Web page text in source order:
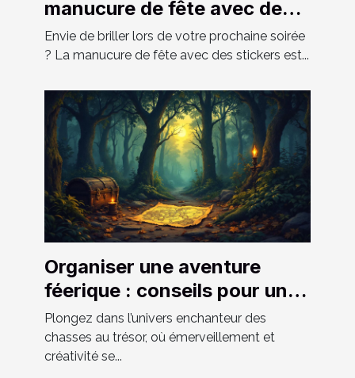
manucure de fête avec des
stickers ?
Envie de briller lors de votre prochaine soirée
? La manucure de fête avec des stickers est...
Organiser une aventure
féerique : conseils pour une
chasse au trésor réussie
Plongez dans l’univers enchanteur des
chasses au trésor, où émerveillement et
créativité se...